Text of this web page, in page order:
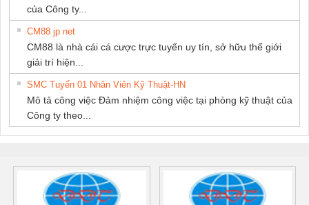
của Công ty...
CM88 jp net
CM88 là nhà cái cá cược trực tuyến uy tín, sở hữu thế giới
giải trí hiện...
SMC Tuyển 01 Nhân Viên Kỹ Thuật-HN
Mô tả công việc Đảm nhiệm công việc tại phòng kỹ thuật của
Công ty theo...